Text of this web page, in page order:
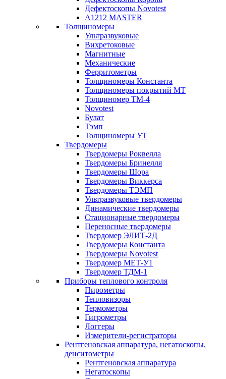
Дефектоскопы Novotest
А1212 MASTER
Толщиномеры
Ультразвуковые
Вихретоковые
Магнитные
Механические
Ферритометры
Толщиномеры Константа
Толщиномеры покрытий МТ
Толщиномер ТМ-4
Novotest
Булат
Тэмп
Толщиномеры УТ
Твердомеры
Твердомеры Роквелла
Твердомеры Бринелля
Твердомеры Шора
Твердомеры Виккерса
Твердомеры ТЭМП
Ультразвуковые твердомеры
Динамические твердомеры
Стационарные твердомеры
Переносные твердомеры
Твердомер ЭЛИТ-2Д
Твердомеры Константа
Твердомеры Novotest
Твердомер МЕТ-У1
Твердомер ТДМ-1
Приборы теплового контроля
Пирометры
Тепловизоры
Термометры
Гигрометры
Логгеры
Измерители-регистраторы
Рентгеновская аппаратура, негатоскопы,
денситометры
Рентгеновская аппаратура
Негатоскопы